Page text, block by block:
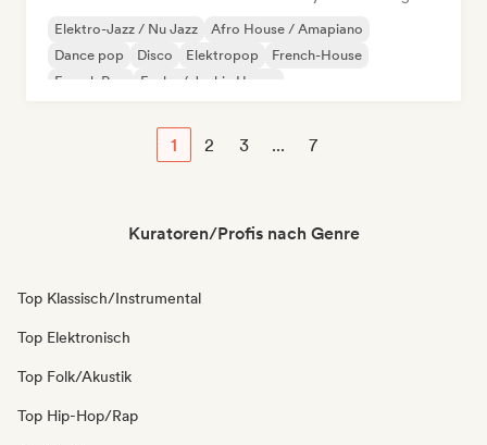
Elektro-Jazz / Nu Jazz
Afro House / Amapiano
Dance pop
Disco Elektropop
French-House
French Pop
Funky / Jackin House
1 2 3 ... 7
Kuratoren/Profis nach Genre
Top Klassisch/Instrumental
Top Elektronisch
Top Folk/Akustik
Top Hip-Hop/Rap